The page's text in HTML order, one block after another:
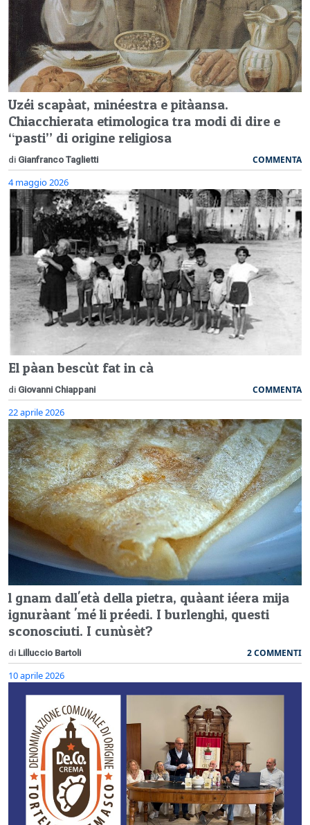
Uzéi scapàat, minéestra e pitàansa.
Chiacchierata etimologica tra modi di dire e
“pasti” di origine religiosa
di Gianfranco Taglietti COMMENTA
4 maggio 2026
El pàan bescùt fat in cà
di Giovanni Chiappani COMMENTA
22 aprile 2026
l gnam dall'età della pietra, quàant iéera mija
ignuràant 'mé li préedi. I burlenghi, questi
sconosciuti. I cunùsèt?
di Lilluccio Bartoli 2 COMMENTI
10 aprile 2026